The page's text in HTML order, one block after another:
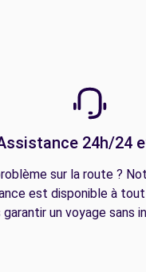
24h/24
sur la route ?
est disponible à
garantir un voyage sans